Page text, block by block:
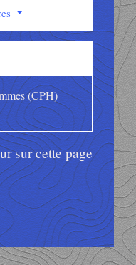
(CPH)
sur cette page